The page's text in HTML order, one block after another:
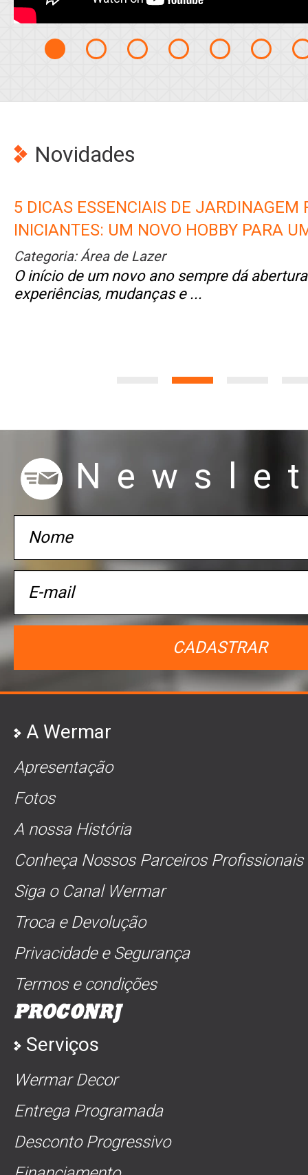
Novidades
5 DICAS ESSENCIAIS DE JARDINAGEM
INICIANTES: UM NOVO HOBBY PARA
Categoria:Área de Lazer
O início de um novo ano sempre dá
experiências, mudanças e ...
CADASTRAR
A Wermar
Apresentação
Fotos
A nossa História
Conheça Nossos Parceiros Profissionais
Siga o Canal Wermar
Troca e Devolução
Privacidade e Segurança
Termos e condições
Serviços
Wermar Decor
Entrega Programada
Desconto Progressivo